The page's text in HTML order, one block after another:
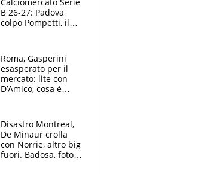
Calciomercato Serie
B 26-27: Padova
colpo Pompetti, il
Roma, Gasperini
esasperato per il
mercato: lite con
D’Amico, cosa è
Disastro Montreal,
De Minaur crolla
con Norrie, altro big
fuori. Badosa, foto